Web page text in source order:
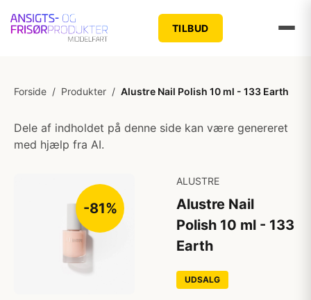
TILBUD
Forside / Produkter / Alustre Nail Polish 10 ml - 133 Earth
Dele af indholdet på denne side kan være genereret
med hjælp fra AI.
-81%
ALUSTRE
Alustre Nail
Polish 10 ml - 133
Earth
UDSALG